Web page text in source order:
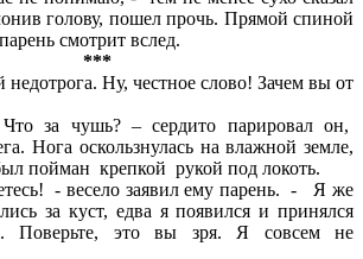
голову, пошел прочь. Прямой спиной
смотрит вслед.
***
Ну, честное слово! Зачем вы от
за чушь? – сердито парировал он,
Нога оскользнулась на влажной земле,
пойман крепкой рукой под локоть.
- весело заявил ему парень. - Я же
за куст, едва я появился и принялся
Поверьте, это вы зря. Я совсем не